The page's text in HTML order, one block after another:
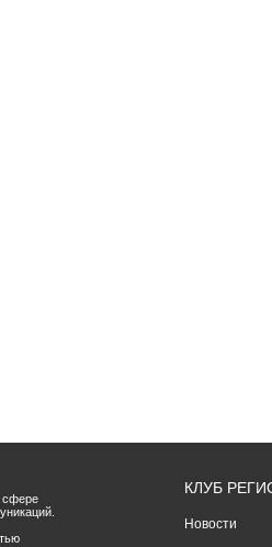
сфере
КЛУБ
Новости